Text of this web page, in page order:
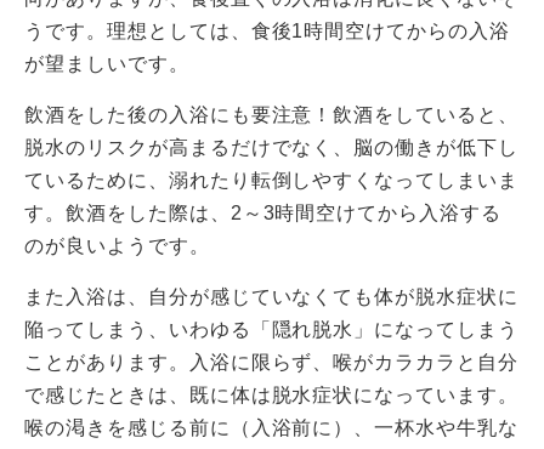
うです。理想としては、食後1時間空けてからの入浴
が望ましいです。
飲酒をした後の入浴にも要注意！飲酒をしていると、
脱水のリスクが高まるだけでなく、脳の働きが低下し
ているために、溺れたり転倒しやすくなってしまいま
す。飲酒をした際は、2～3時間空けてから入浴する
のが良いようです。
また入浴は、自分が感じていなくても体が脱水症状に
陥ってしまう、いわゆる「隠れ脱水」になってしまう
ことがあります。入浴に限らず、喉がカラカラと自分
で感じたときは、既に体は脱水症状になっています。
喉の渇きを感じる前に（入浴前に）、一杯水や牛乳な